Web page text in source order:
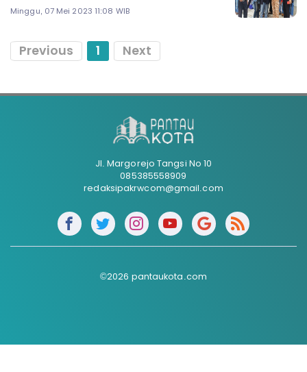
Minggu, 07 Mei 2023 11:08 WIB
Previous 1 Next
Jl. Margorejo Tangsi No 10
085385558909
redaksipakrwcom@gmail.com
©2026 pantaukota.com